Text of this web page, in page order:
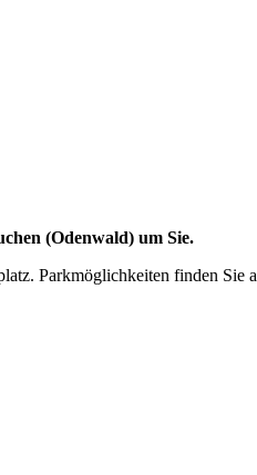
(Odenwald) um Sie.
Parkmöglichkeiten finden